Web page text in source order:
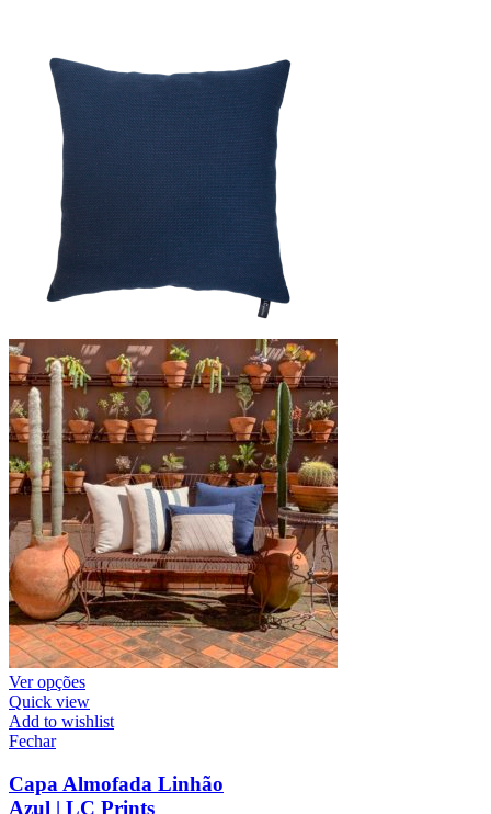
Ver opções
Quick view
Add to wishlist
Fechar
Capa Almofada Linhão
Azul | LC Prints